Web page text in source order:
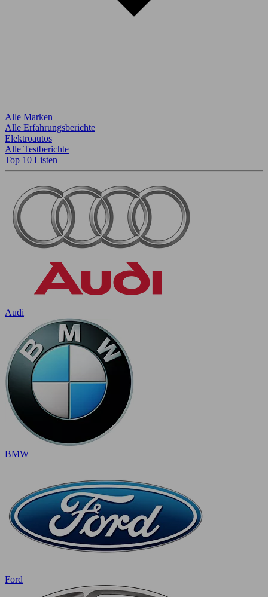
Alle Marken
Alle Erfahrungsberichte
Elektroautos
Alle Testberichte
Top 10 Listen
Audi
BMW
Ford